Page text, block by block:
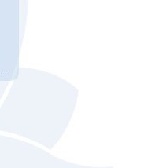
Vương Minh Chứng